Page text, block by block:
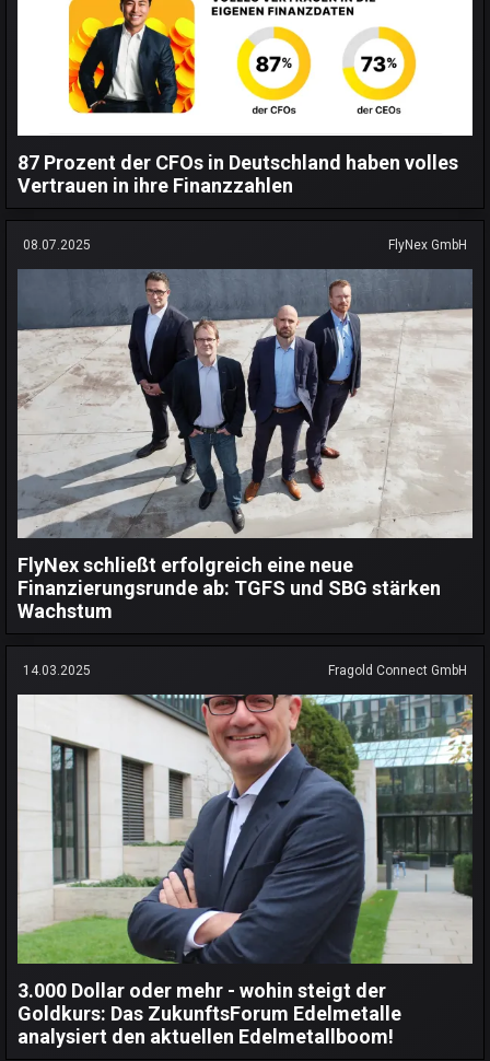
87 Prozent der CFOs in Deutschland haben volles
Vertrauen in ihre Finanzzahlen
08.07.2025 FlyNex GmbH
FlyNex schließt erfolgreich eine neue
Finanzierungsrunde ab: TGFS und SBG stärken
Wachstum
14.03.2025 Fragold Connect GmbH
3.000 Dollar oder mehr - wohin steigt der
Goldkurs: Das ZukunftsForum Edelmetalle
analysiert den aktuellen Edelmetallboom!